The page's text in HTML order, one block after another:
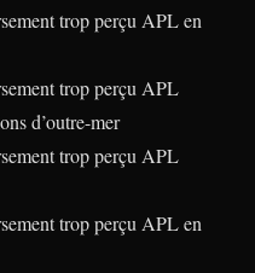
trop perçu APL en
trop perçu APL
d’outre-mer
trop perçu APL
trop perçu APL en